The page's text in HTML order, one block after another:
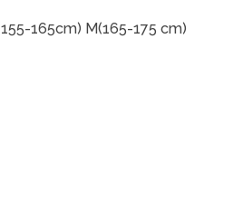
165cm) M(165-175 cm)